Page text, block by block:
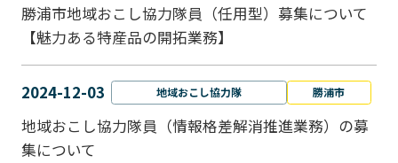
勝浦市地域おこし協力隊員（任用型）募集について
【魅力ある特産品の開拓業務】
2024-12-03 地域おこし協力隊 勝浦市
地域おこし協力隊員（情報格差解消推進業務）の募
集について